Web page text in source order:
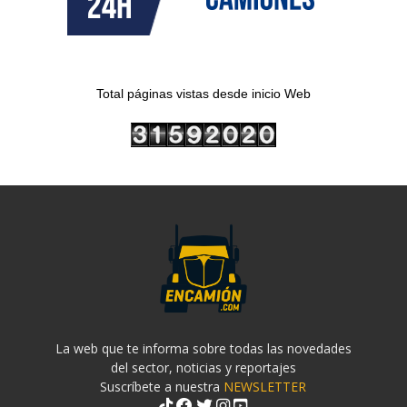
Total páginas vistas desde inicio Web
La web que te informa sobre todas las novedades
del sector, noticias y reportajes
Suscríbete a nuestra NEWSLETTER